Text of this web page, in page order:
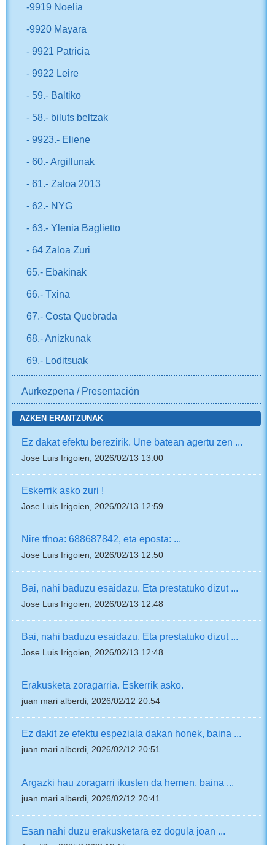
-9919 Noelia
-9920 Mayara
- 9921 Patricia
- 9922 Leire
- 59.- Baltiko
- 58.- biluts beltzak
- 9923.- Eliene
- 60.- Argillunak
- 61.- Zaloa 2013
- 62.- NYG
- 63.- Ylenia Baglietto
- 64 Zaloa Zuri
65.- Ebakinak
66.- Txina
67.- Costa Quebrada
68.- Anizkunak
69.- Loditsuak
Aurkezpena / Presentación
AZKEN ERANTZUNAK
Ez dakat efektu berezirik. Une batean agertu zen ...
Jose Luis Irigoien, 2026/02/13 13:00
Eskerrik asko zuri !
Jose Luis Irigoien, 2026/02/13 12:59
Nire tfnoa: 688687842, eta eposta: ...
Jose Luis Irigoien, 2026/02/13 12:50
Bai, nahi baduzu esaidazu. Eta prestatuko dizut ...
Jose Luis Irigoien, 2026/02/13 12:48
Bai, nahi baduzu esaidazu. Eta prestatuko dizut ...
Jose Luis Irigoien, 2026/02/13 12:48
Erakusketa zoragarria. Eskerrik asko.
juan mari alberdi, 2026/02/12 20:54
Ez dakit ze efektu espeziala dakan honek, baina ...
juan mari alberdi, 2026/02/12 20:51
Argazki hau zoragarri ikusten da hemen, baina ...
juan mari alberdi, 2026/02/12 20:41
Esan nahi duzu erakusketara ez dogula joan ...